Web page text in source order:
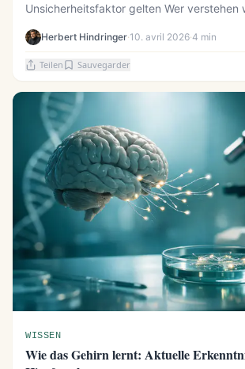
Unsicherheitsfaktor gelten Wer verstehen
Herbert Hindringer·10. avril 2026·4 min
Teilen Sauvegarder
WISSEN
Wie das Gehirn lernt: Aktuelle